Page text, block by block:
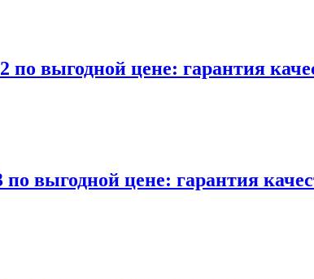
выгодной цене: гарантия
выгодной цене: гарантия